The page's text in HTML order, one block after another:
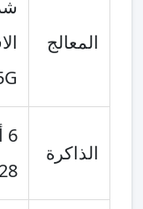
المعالج
الذاكرة
128 أو